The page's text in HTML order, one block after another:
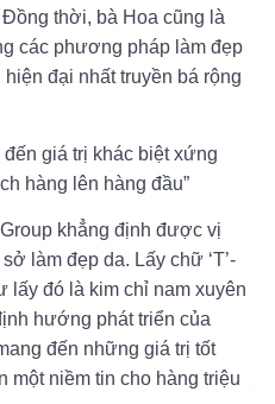
thời, bà Hoa cũng là
các phương pháp làm đẹp
đại nhất truyền bá rộng
đến giá trị khác biệt xứng
hàng lên hàng đầu”
khẳng định được vị
làm đẹp da. Lấy chữ ‘T’-
lấy đó là kim chỉ nam xuyên
hướng phát triển của
đến những giá trị tốt
một niềm tin cho hàng triệu